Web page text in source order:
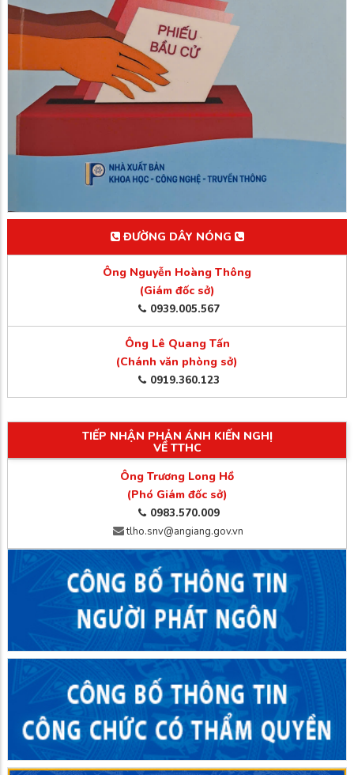
ĐƯỜNG DÂY NÓNG
Ông Nguyễn Hoàng Thông
(Giám đốc sở)
0939.005.567
Ông Lê Quang Tấn
(Chánh văn phòng sở)
0919.360.123
TIẾP NHẬN PHẢN ÁNH KIẾN NGHỊ
VỀ TTHC
Ông Trương Long Hồ
(Phó Giám đốc sở)
0983.570.009
tlho.snv@angiang.gov.vn